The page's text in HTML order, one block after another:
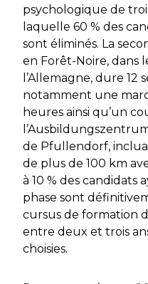
psychologique de
laquelle 60 % des
sont éliminés. La
en Forêt-Noire, dans
l’Allemagne, dure 12
notamment une
heures ainsi qu’un
l’
de Pfullendorf,
de plus de 100 km
à 10 % des candidats
phase sont
cursus de formation
entre deux et trois
choisies.